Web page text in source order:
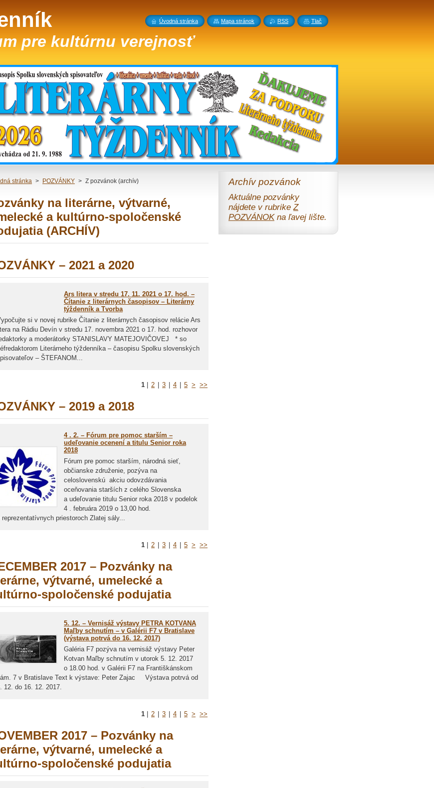
pre kultúrnu verejnosť
stránka > POZVÁNKY > Z pozvánok (archív)
na literárne, výtvarné,
a kultúrno-spoločenské
(ARCHÍV)
– 2021 a 2020
Ars litera v stredu 17. 11. 2021 o 17. hod. –
Čítanie z literárnych časopisov – Literárny
týždenník a Tvorba
si v novej rubrike Čítanie z literárnych časopisov relácie Ars
na Rádiu Devín v stredu 17. novembra 2021 o 17. hod. rozhovor
a moderátorky STANISLAVY MATEJOVIČOVEJ * so
Literárneho týždenníka – časopisu Spolku slovenských
– ŠTEFANOM...
1 2 3 4 5 > >>
– 2019 a 2018
4 . 2. – Fórum pre pomoc starším –
udeľovanie ocenení a titulu Senior roka
2018
Fórum pre pomoc starším, národná sieť,
občianske združenie, pozýva na
celoslovenskú akciu odovzdávania
oceňovania starších z celého Slovenska
a udeľovanie titulu Senior roka 2018 v podelok
4 . februára 2019 o 13,00 hod.
reprezentatívnych priestoroch Zlatej sály...
1 2 3 4 5 > >>
2017 – Pozvánky na
výtvarné, umelecké a
spoločenské podujatia
5. 12. – Vernisáž výstavy PETRA KOTVANA
Maľby schnutím – v Galérii F7 v Bratislave
(výstava potrvá do 16. 12. 2017)
Galéria F7 pozýva na vernisáž výstavy Peter
Kotvan Maľby schnutím v utorok 5. 12. 2017
o 18.00 hod. v Galérii F7 na Františkánskom
7 v Bratislave Text k výstave: Peter Zajac Výstava potrvá od
12. do 16. 12. 2017.
1 2 3 4 5 > >>
2017 – Pozvánky na
výtvarné, umelecké a
spoločenské podujatia
Archív pozvánok
Aktuálne pozvánky
nájdete v rubrikeZ
POZVÁNOKna ľavej lište.
Úvodná stránka Mapa stránok RSS Tlač